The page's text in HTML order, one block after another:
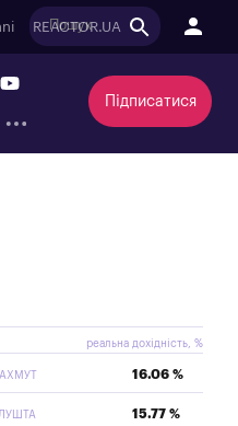
REACTOR.UA
Підписатися
реальна дохідність, %
16.06 %
15.77 %